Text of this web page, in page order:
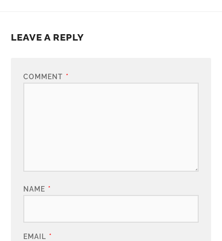
LEAVE A REPLY
COMMENT *
NAME *
EMAIL *